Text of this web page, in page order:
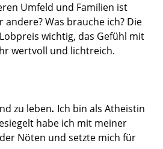
Umfeld und Familien ist
Was brauche ich? Die
wichtig, das Gefühl mit
wertvoll und lichtreich.
zu leben. Ich bin als Atheistin
habe ich mit meiner
Nöten und setzte mich für